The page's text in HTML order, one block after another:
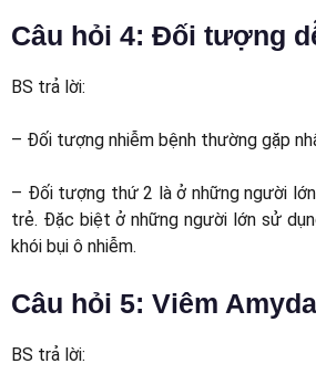
Câu hỏi 4: Đối tượng
BS trả lời:
– Đối tượng nhiễm bệnh thường gặp
– Đối tượng thứ 2 là ở những người
trẻ. Đặc biệt ở những người lớn sử
khói bụi ô nhiễm.
Câu hỏi 5: Viêm
BS trả lời: